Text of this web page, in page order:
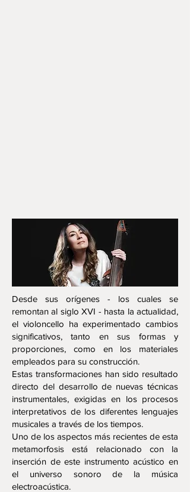
Desde sus orígenes - los cuales se
remontan al siglo XVI - hasta la actualidad,
el violoncello ha experimentado cambios
significativos, tanto en sus formas y
proporciones, como en los materiales
empleados para su construcción.
Estas transformaciones han sido resultado
directo del desarrollo de nuevas técnicas
instrumentales, exigidas en los procesos
interpretativos de los diferentes lenguajes
musicales a través de los tiempos.
Uno de los aspectos más recientes de esta
metamorfosis está relacionado con la
inserción de este instrumento acústico en
el universo sonoro de la música
electroacústica.